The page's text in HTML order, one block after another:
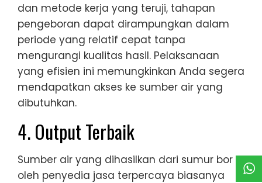
dan metode kerja yang teruji, tahapan
pengeboran dapat dirampungkan dalam
periode yang relatif cepat tanpa
mengurangi kualitas hasil. Pelaksanaan
yang efisien ini memungkinkan Anda segera
mendapatkan akses ke sumber air yang
dibutuhkan.
4. Output Terbaik
Sumber air yang dihasilkan dari sumur bor
oleh penyedia jasa terpercaya biasanya